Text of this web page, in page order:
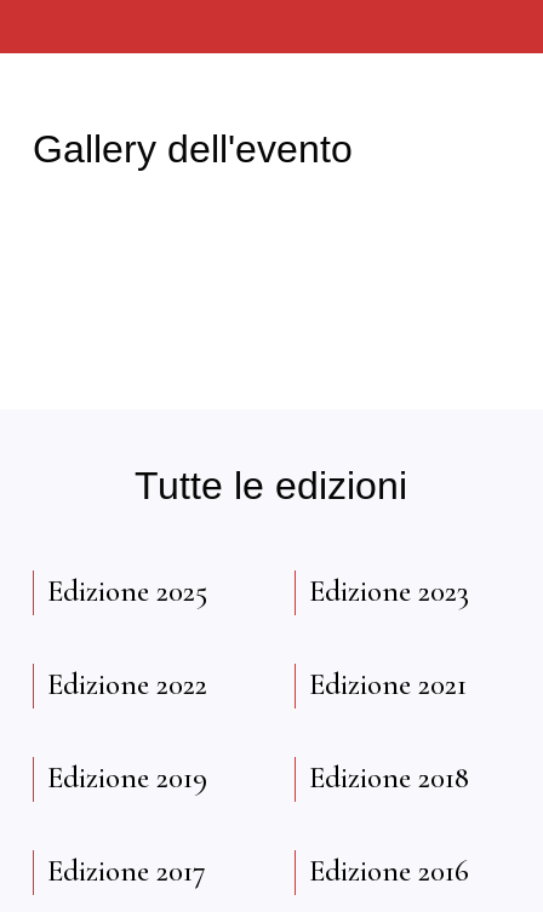
Gallery dell'evento
Tutte le edizioni
Edizione 2025 Edizione 2023
Edizione 2022 Edizione 2021
Edizione 2019 Edizione 2018
Edizione 2017 Edizione 2016